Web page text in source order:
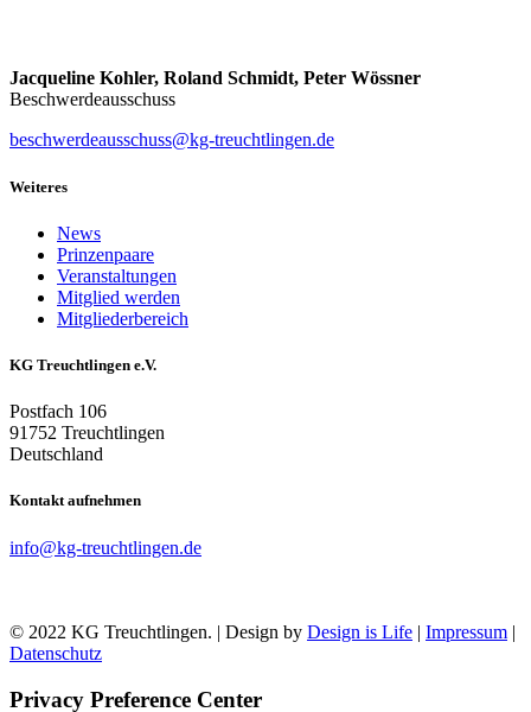
Jacqueline Kohler, Roland Schmidt, Peter Wössner
Beschwerdeausschuss
beschwerdeausschuss@kg-treuchtlingen.de
Weiteres
News
Prinzenpaare
Veranstaltungen
Mitglied werden
Mitgliederbereich
KG Treuchtlingen e.V.
Postfach 106
91752 Treuchtlingen
Deutschland
Kontakt aufnehmen
info@kg-treuchtlingen.de
© 2022 KG Treuchtlingen. | Design by Design is Life | Impressum |
Datenschutz
Privacy Preference Center